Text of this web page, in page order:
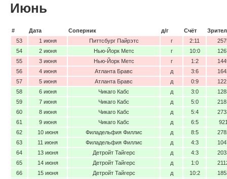
Июнь
# Дата Соперник д/г Счёт
53
1 июня Питтсбург Пайрэтс г 2:11
54
2 июня Нью-Йорк Метс г 10:0
55
3 июня Нью-Йорк Метс г 1:2
56
4 июня Атланта Бравс д 3:6
57
5 июня Атланта Бравс д 0:9
58
6 июня Чикаго Кабс д 3:0
59
7 июня Чикаго Кабс д 5:0
60
8 июня Чикаго Кабс д 5:4
61
9 июня Чикаго Кабс д 6:5
62
10 июня Филадельфия Филлис д 8:5
63
11 июня Филадельфия Филлис д 4:3
64
13 июня Детройт Тайгерс д 4:3
65
14 июня Детройт Тайгерс д 1:0
66
15 июня Детройт Тайгерс д 10:2